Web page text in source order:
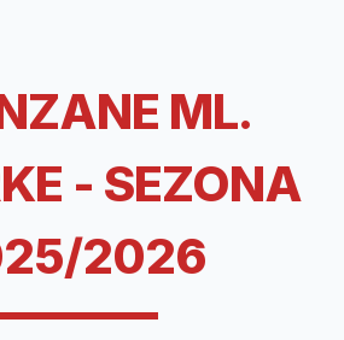
ML.
- SEZONA
2026